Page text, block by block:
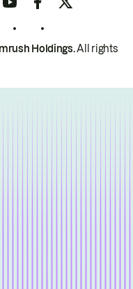
Holdings.All rights